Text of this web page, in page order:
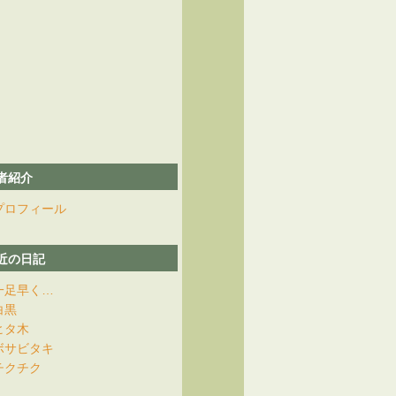
紹介
ロフィール
の日記
足早く…
黒
タ木
サビタキ
クチク